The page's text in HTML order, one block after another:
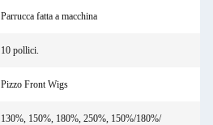
Parrucca fatta a macchina
10 pollici.
Pizzo Front Wigs
130%, 150%, 180%, 250%, 150%/180%/